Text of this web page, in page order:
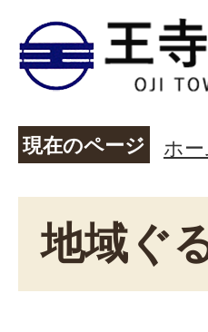
現在のページ ホー
地域ぐ